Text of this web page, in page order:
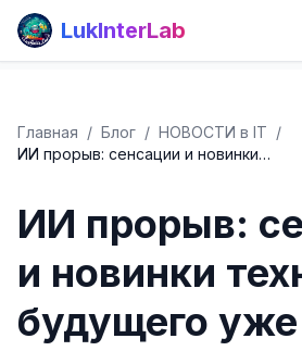
LukInterLab
Главная / Блог / НОВОСТИ в IT /
ИИ прорыв: сенсации и новинки…
ИИ прорыв:
и новинки
будущего уже